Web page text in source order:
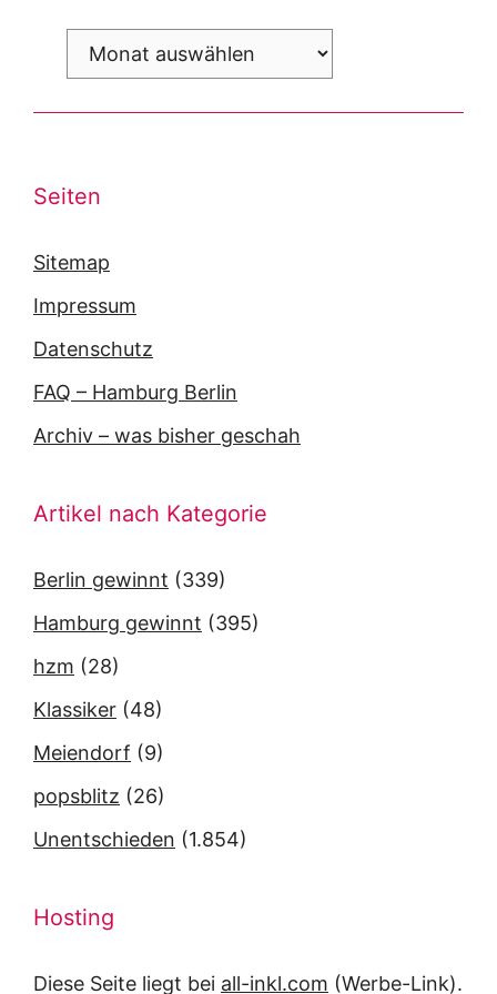
Archiv
Seiten
Sitemap
Impressum
Datenschutz
FAQ – Hamburg Berlin
Archiv – was bisher geschah
Artikel nach Kategorie
Berlin gewinnt (339)
Hamburg gewinnt (395)
hzm (28)
Klassiker (48)
Meiendorf (9)
popsblitz (26)
Unentschieden (1.854)
Hosting
Diese Seite liegt bei all-inkl.com (Werbe-Link).